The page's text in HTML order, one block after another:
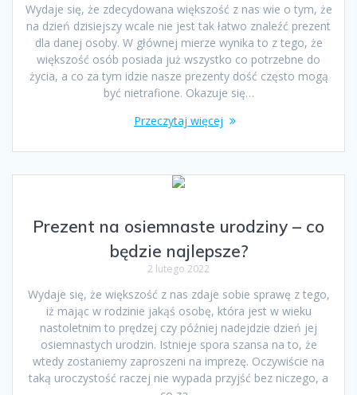
Wydaje się, że zdecydowana większość z nas wie o tym, że
na dzień dzisiejszy wcale nie jest tak łatwo znaleźć prezent
dla danej osoby. W głównej mierze wynika to z tego, że
większość osób posiada już wszystko co potrzebne do
życia, a co za tym idzie nasze prezenty dość często mogą
być nietrafione. Okazuje się…
Przeczytaj więcej
Prezent na osiemnaste urodziny – co
będzie najlepsze?
2 lutego 2022
Wydaje się, że większość z nas zdaje sobie sprawę z tego,
iż mając w rodzinie jakąś osobę, która jest w wieku
nastoletnim to prędzej czy później nadejdzie dzień jej
osiemnastych urodzin. Istnieje spora szansa na to, że
wtedy zostaniemy zaproszeni na imprezę. Oczywiście na
taką uroczystość raczej nie wypada przyjść bez niczego, a